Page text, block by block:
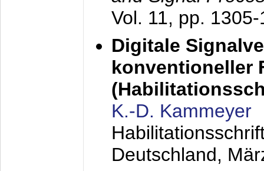
Vol. 11, pp.
Digitale
konventioneller
K.-D. Kammeyer
Deutschland,